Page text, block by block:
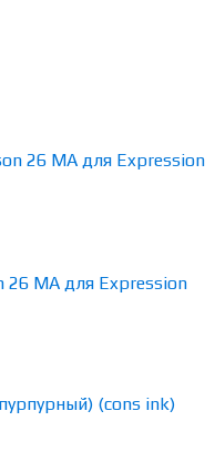
MA для Expression